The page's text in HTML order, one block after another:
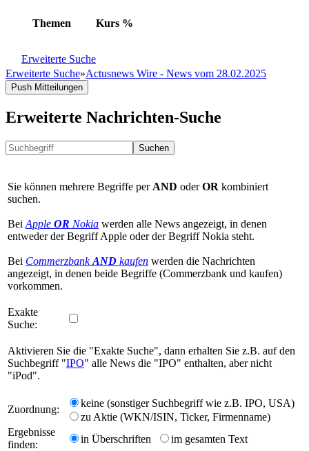
Themen Kurs %
Erweiterte Suche
Erweiterte Suche»Actusnews Wire - News vom 28.02.2025
Push Mitteilungen
Erweiterte Nachrichten-Suche
Suchen
Sie können mehrere Begriffe per AND oderOR kombiniert
suchen.
Bei Apple OR Nokia werden alle News angezeigt, in denen
entweder der Begriff Apple oder der Begriff Nokia steht.
Bei CommerzbankAND kaufen werden die Nachrichten
angezeigt, in denen beide Begriffe (Commerzbank und kaufen)
vorkommen.
Exakte
Suche:
Aktivieren Sie die "Exakte Suche", dann erhalten Sie z.B. auf den
Suchbegriff "IPO" alle News die "IPO" enthalten, aber nicht
"iPod".
Zuordnung:
keine (sonstiger Suchbegriff wie z.B. IPO, USA)
zu Aktie (WKN/ISIN, Ticker, Firmenname)
Ergebnisse
finden:
in Überschriften
im gesamten Text